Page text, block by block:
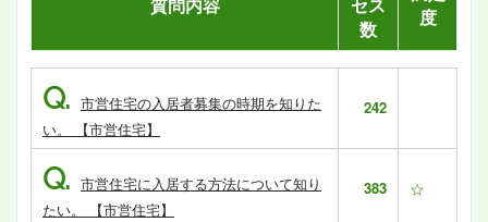
質問内容
セス
数
度
Q. 市営住宅の入居者募集の時期を知りた
い。 【市営住宅】
242
Q. 市営住宅に入居する方法について知り
たい。 【市営住宅】
383 ☆